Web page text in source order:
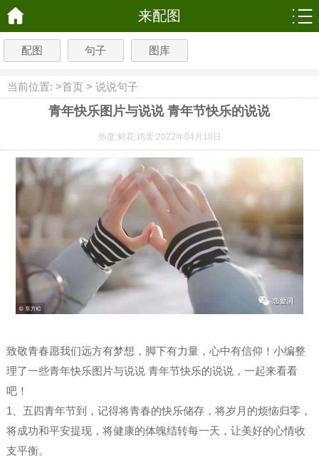
来配图
配图 句子 图库
当前位置: >首页 > 说说句子
青年快乐图片与说说 青年节快乐的说说
热度:鲜花:鸡蛋:2022年04月10日
致敬青春愿我们远方有梦想，脚下有力量，心中有信仰！小编整
理了一些青年快乐图片与说说 青年节快乐的说说，一起来看看
吧！
1、五四青年节到，记得将青春的快乐储存，将岁月的烦恼归零，
将成功和平安提现，将健康的体魄结转每一天，让美好的心情收
支平衡。